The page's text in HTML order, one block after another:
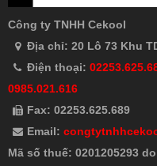
Công ty TNHH Cekool
Địa chỉ: 20 Lô 73 Khu
Điện thoại:
0985.021.616
Fax: 02253.625.689
Email:
Mã số thuế: 0201205293